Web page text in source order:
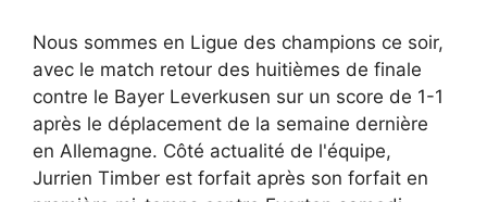
Nous sommes en Ligue des champions ce soir,
avec le match retour des huitièmes de finale
contre le Bayer Leverkusen sur un score de 1-1
après le déplacement de la semaine dernière
en Allemagne. Côté actualité de l'équipe,
Jurrien Timber est forfait après son forfait en